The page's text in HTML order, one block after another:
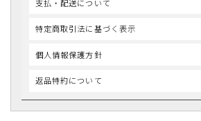
支払・配送について
特定商取引法に基づく表示
個人情報保護方針
返品特約について